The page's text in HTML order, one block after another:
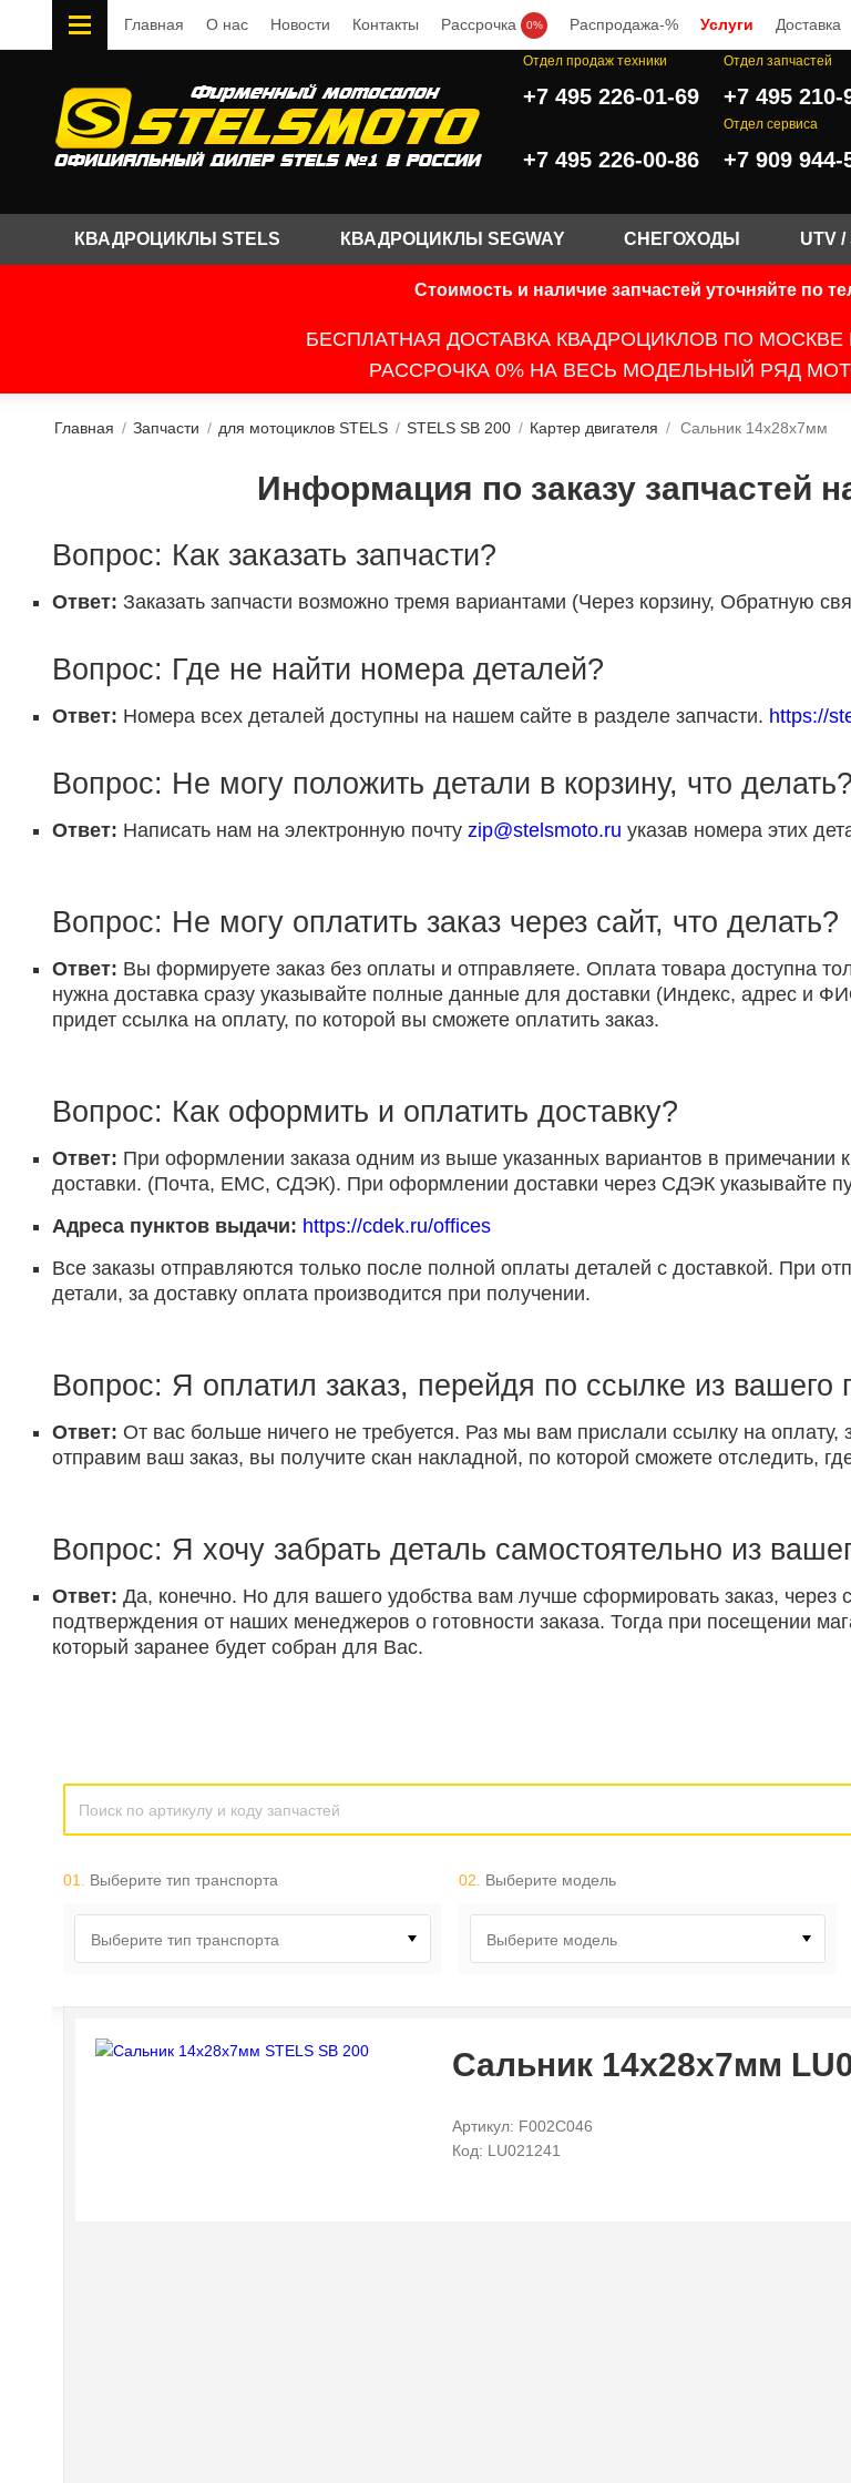
Главная О нас Новости Контакты Рассрочка 0% Распродажа-% Услуги Доставка
Отдел продаж техники
+7 495 226-01-69
Отдел запчастей
+7 495 210-
+7 495 226-00-86
Отдел сервиса
+7 909 944-
КВАДРОЦИКЛЫ STELS КВАДРОЦИКЛЫ SEGWAY СНЕГОХОДЫ UTV /
Стоимость и наличие запчастей уточняйте по
БЕСПЛАТНАЯ ДОСТАВКА КВАДРОЦИКЛОВ ПО
РАССРОЧКА 0% НА ВЕСЬ МОДЕЛЬНЫЙ РЯД
Главная / Запчасти / для мотоциклов STELS / STELS SB 200 / Картер двигателя / Сальник 14х28х7мм
Информация по заказу запчастей
Вопрос: Как заказать запчасти?
Ответ: Заказать запчасти возможно тремя вариантами (Через корзину, Обратную
Вопрос: Где не найти номера деталей?
Ответ: Номера всех деталей доступны на нашем сайте в разделе запчасти. https://
Вопрос: Не могу положить детали в корзину, что делать?
Ответ: Написать нам на электронную почту zip@stelsmoto.ru указав номера этих
Вопрос: Не могу оплатить заказ через сайт, что делать?
Ответ: Вы формируете заказ без оплаты и отправляете. Оплата товара доступна
нужна доставка сразу указывайте полные данные для доставки (Индекс, адрес и
придет ссылка на оплату, по которой вы сможете оплатить заказ.
Вопрос: Как оформить и оплатить доставку?
Ответ: При оформлении заказа одним из выше указанных вариантов в примечании
доставки. (Почта, ЕМС, СДЭК). При оформлении доставки через СДЭК указывайте
Адреса пунктов выдачи: https://cdek.ru/offices
Все заказы отправляются только после полной оплаты деталей с доставкой. При
детали, за доставку оплата производится при получении.
Вопрос: Я оплатил заказ, перейдя по ссылке из
Ответ: От вас больше ничего не требуется. Раз мы вам прислали ссылку на оплату,
отправим ваш заказ, вы получите скан накладной, по которой сможете отследить,
Вопрос: Я хочу забрать деталь самостоятельно из
Ответ: Да, конечно. Но для вашего удобства вам лучше сформировать заказ, через
подтверждения от наших менеджеров о готовности заказа. Тогда при посещении
который заранее будет собран для Вас.
01. Выберите тип транспорта
Выберите тип транспорта
02. Выберите модель
Выберите модель
Сальник 14х28х7мм
Артикул: F002C046
Код: LU021241